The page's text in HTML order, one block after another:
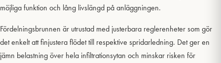
möjliga funktion och lång livslängd på anläggningen.
Fördelningsbrunnen är utrustad med justerbara reglerenheter som gör
det enkelt att finjustera flödet till respektive spridarledning. Det ger en
jämn belastning över hela infiltrationsytan och minskar risken för